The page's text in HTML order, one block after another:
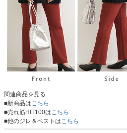
関連商品を見る
■新商品は こちら
■売れ筋HIT100は こちら
■他のジレ＆ベストは こちら